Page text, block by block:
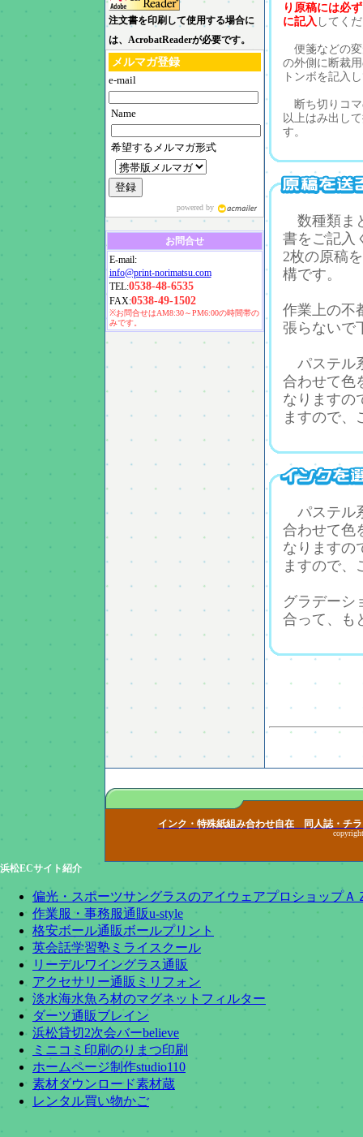
注文書を印刷して使用する場合に
は、AcrobatReaderが必要です。
メルマガ登録
e-mail
Name
希望するメルマガ形式
powered by
お問合せ
E-mail:
info@print-norimatsu.com
TEL:0538-48-6535
FAX:0538-49-1502
※お問合せはAM8:30～PM6:00の時間帯の
みです。
り原稿には必
に記入 してく
便箋などの変
の外側に断裁
トンボを記入
断ち切りコマ
以上はみ出し
す。
数種類ま
書をご記入
2枚の原稿
構です。
作業上の不
張らないで
パステル
合わせて色
なりますの
ますので、
パステル
合わせて色
なりますの
ますので、
グラデーシ
合って、も
インク・特殊紙組み合わせ自在 同人誌・チ
浜松ECサイト紹介
偏光・スポーツサングラスのアイウェアプロショップＡ
作業服・事務服通販u-style
格安ボール通販ボールプリント
英会話学習塾ミライスクール
リーデルワイングラス通販
アクセサリー通販ミリフォン
淡水海水魚ろ材のマグネットフィルター
ダーツ通販ブレイン
浜松貸切2次会バーbelieve
ミニコミ印刷のりまつ印刷
ホームページ制作studio110
素材ダウンロード素材蔵
レンタル買い物かご